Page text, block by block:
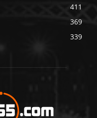
411
369
339